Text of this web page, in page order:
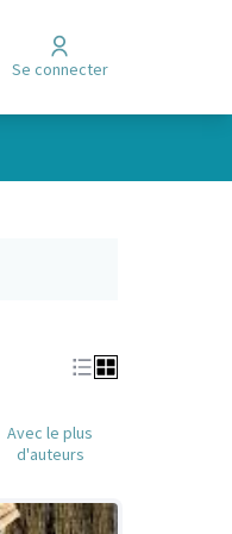
Se connecter
Avec le plus
d'auteurs